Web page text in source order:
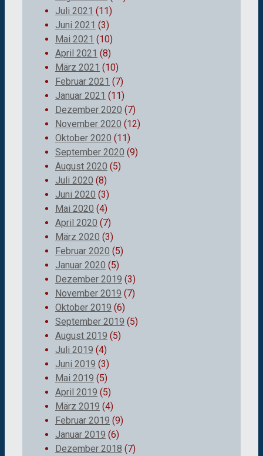
Juli 2021 (11)
Juni 2021 (3)
Mai 2021 (10)
April 2021 (8)
März 2021 (10)
Februar 2021 (7)
Januar 2021 (11)
Dezember 2020 (7)
November 2020 (12)
Oktober 2020 (11)
September 2020 (9)
August 2020 (5)
Juli 2020 (8)
Juni 2020 (3)
Mai 2020 (4)
April 2020 (7)
März 2020 (3)
Februar 2020 (5)
Januar 2020 (5)
Dezember 2019 (3)
November 2019 (7)
Oktober 2019 (6)
September 2019 (5)
August 2019 (5)
Juli 2019 (4)
Juni 2019 (3)
Mai 2019 (5)
April 2019 (5)
März 2019 (4)
Februar 2019 (9)
Januar 2019 (6)
Dezember 2018 (7)